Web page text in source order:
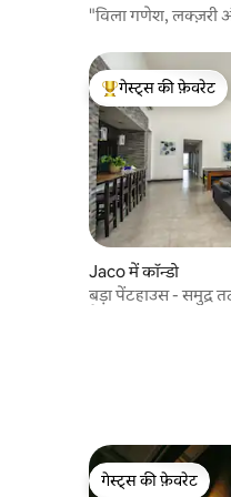
"विला गणेश, लक्ज़री
गेस्ट्स का टॉप फ़ेवरेट
गेस्ट्स की फ़ेवरेट
Jaco में कॉन्डो
बड़ा पेंटहाउस - समुद्र
गेस्ट्स की फ़ेवरेट
गेस्ट्स की फ़ेवरेट